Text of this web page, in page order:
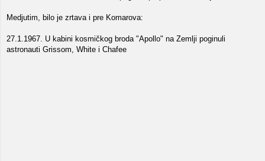
Medjutim, bilo je zrtava i pre Komarova:
27.1.1967. U kabini kosmičkog broda "Apollo" na Zemlji poginuli
astronauti Grissom, White i Chafee